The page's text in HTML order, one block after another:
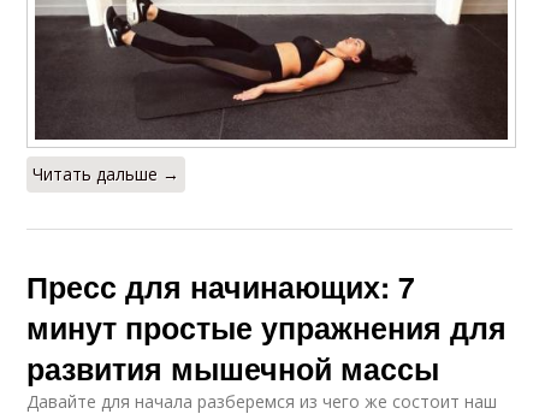
Читать дальше →
Пресс для начинающих: 7
минут простые упражнения для
развития мышечной массы
Давайте для начала разберемся из чего же состоит наш